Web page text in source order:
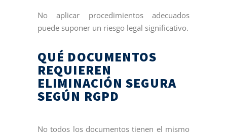
No aplicar procedimientos adecuados
puede suponer un riesgo legal significativo.
QUÉ DOCUMENTOS
REQUIEREN
ELIMINACIÓN SEGURA
SEGÚN RGPD
No todos los documentos tienen el mismo